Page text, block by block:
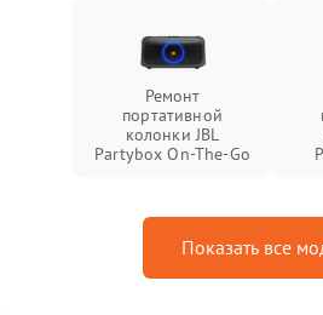
Ремонт
портативной
колонки JBL
Partybox On-The-Go
Показать все